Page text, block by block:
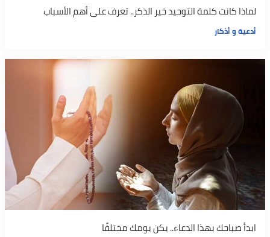
لماذا كانت كلمة التوحيد خير الذكر.. تعرف على أهم الأسباب
أدعية و أذكار
ابدأ صباحك بهذا الدعاء.. يكن يومك مختلفًا